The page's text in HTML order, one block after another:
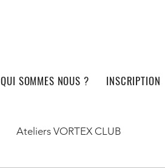
QUI SOMMES NOUS ? INSCRIPTION
Ateliers VORTEX CLUB